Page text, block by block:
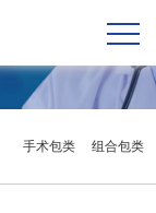
手术包类 组合包类